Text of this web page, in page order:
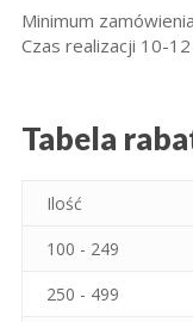
Minimum
Czas realizacji 10-
Tabela
Ilość
100 - 249
250 - 499